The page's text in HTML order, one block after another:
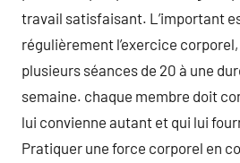
travail satisfaisant. L’important
régulièrement l’exercice
plusieurs séances de 20 à une
semaine. chaque membre doit
lui convienne autant et qui lui
Pratiquer une force corporel en